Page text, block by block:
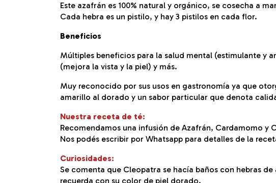
Este azafrán es 100% natural y orgánico, se cosecha a
Cada hebra es un pistilo, y hay 3 pistilos en cada flor.
Beneficios
Múltiples beneficios para la salud mental (estimulante y
(mejora la vista y la piel) y más.
Muy reconocido por sus usos en gastronomía ya que
amarillo al dorado y un sabor particular que denota
Nuestra receta de té:
Recomendamos una infusión de Azafrán, Cardamomo y
Nos podés escribir por Whatsapp para detalles de la
Curiosidades:
Se comenta que Cleopatra se hacía baños con hebras de
recuerda con su color de piel dorado.